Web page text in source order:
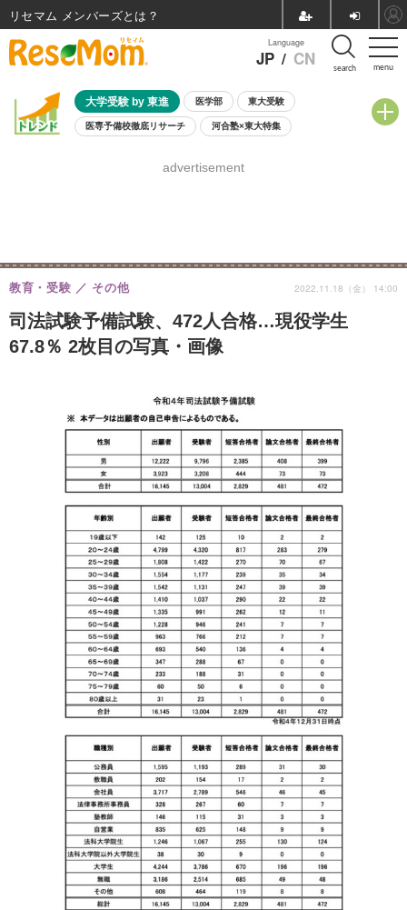
menu
Language
JP / CN search
大学受験 by 東進 医学部 東大受験
医専予備校徹底リサーチ 河合塾×東大特集
8月開催学校説明会・相談会
advertisement
司法試験予備試験、472人合格…現役学生
67.8％ 2枚目の写真・画像
教育・受験 その他 2022.11.18（金） 14:00
リセマム メンバーズ